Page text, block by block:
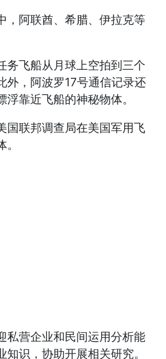
，阿联酋、希腊、伊拉克等
务飞船从月球上空拍到三个
外，阿波罗17号通信记录还
靠近飞船的神秘物体。
国联邦调查局在美国军用飞
私营企业和民间运用分析能
识，协助开展相关研究。